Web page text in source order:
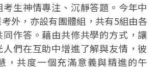
生神情專注、沉靜答題。今年中
外，亦設有團體組，共有5組由各
作答。藉由共修共學的方式，讓
們在互助中增進了解與友情，彼
，共度一個充滿意義與精進的午